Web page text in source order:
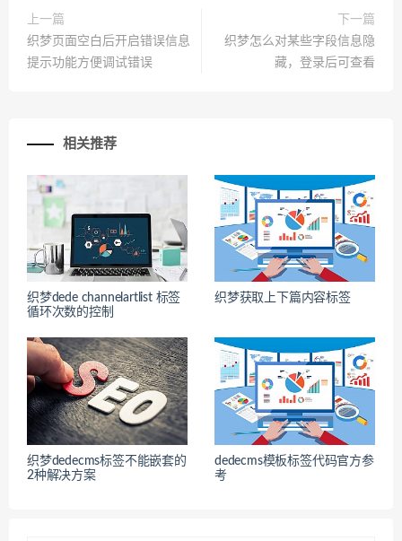
上一篇
织梦页面空白后开启错误信息
提示功能方便调试错误
下一篇
织梦怎么对某些字段信息隐
藏，登录后可查看
相关推荐
织梦dede channelartlist 标签
循环次数的控制
织梦获取上下篇内容标签
织梦dedecms标签不能嵌套的
2种解决方案
dedecms模板标签代码官方参
考